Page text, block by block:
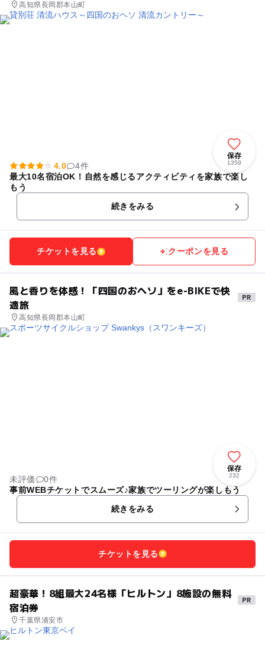
高知県長岡郡本山町
保存
1359
4.0
4件
最大10名宿泊OK！自然を感じるアクティビティを家族で楽し
もう
続きをみる
チケットを見る クーポンを見る
風と香りを体感！「四国のおヘソ」をe-BIKEで快
適旅
高知県長岡郡本山町
保存
232
未評価
0件
事前WEBチケットでスムーズ♪家族でツーリングが楽しもう
続きをみる
チケットを見る
超豪華！8組最大24名様「ヒルトン」8施設の無料
宿泊券
千葉県浦安市